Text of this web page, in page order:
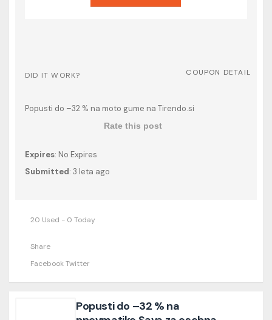
DID IT WORK? COUPON DETAIL
Popusti do –32 % na moto gume na Tirendo.si
Rate this post
Expires: No Expires
Submitted: 3 leta ago
20 Used - 0 Today
Share
FacebookTwitter
Popusti do –32 % na